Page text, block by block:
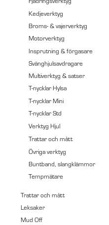
Kedjeverktyg
Broms- & vajerverktyg
Motorverktyg
Insprutning & förgasare
Svänghjulsavdragare
Multiverktyg & satser
T-nycklar Hylsa
T-nycklar Mini
T-nycklar Std
Verktyg Hjul
Trattar och mått
Övriga verktyg
Buntband, slangklämmor
Tempmätare
Trattar och mått
Leksaker
Mud Off